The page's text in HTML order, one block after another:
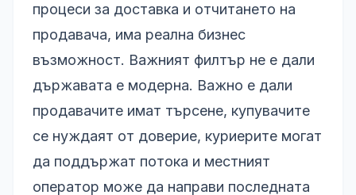
процеси за доставка и отчитането на
продавача, има реална бизнес
възможност. Важният филтър не е дали
държавата е модерна. Важно е дали
продавачите имат търсене, купувачите
се нуждаят от доверие, куриерите могат
да поддържат потока и местният
оператор може да направи последната